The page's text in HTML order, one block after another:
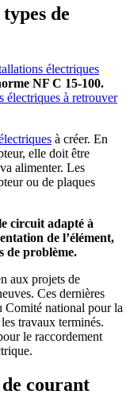
de
électriques
NF C 15-100.
électriques à retrouver
à créer. En
elle doit être
alimenter. Les
ou de plaques
circuit adapté à
de l’élément,
de problème.
aux projets de
Ces dernières
Comité national pour la
travaux terminés.
le raccordement
courant